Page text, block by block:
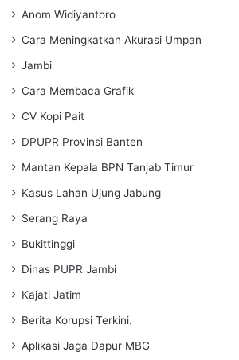
Anom Widiyantoro
Cara Meningkatkan Akurasi Umpan
Jambi
Cara Membaca Grafik
CV Kopi Pait
DPUPR Provinsi Banten
Mantan Kepala BPN Tanjab Timur
Kasus Lahan Ujung Jabung
Serang Raya
Bukittinggi
Dinas PUPR Jambi
Kajati Jatim
Berita Korupsi Terkini.
Aplikasi Jaga Dapur MBG